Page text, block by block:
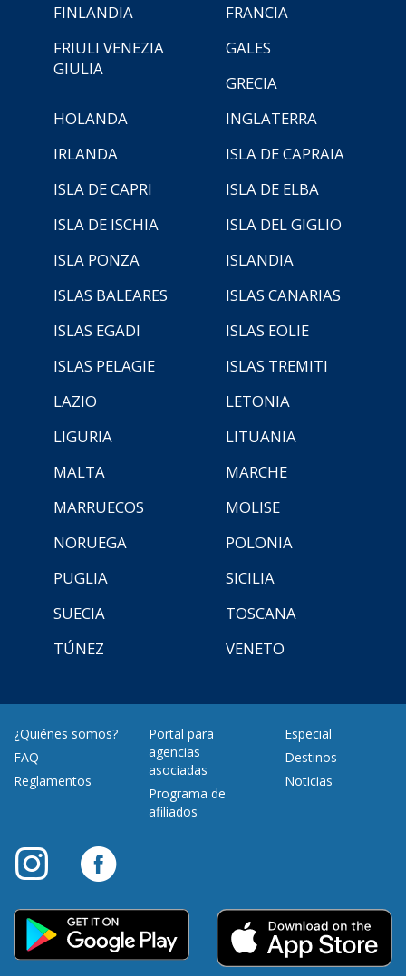
FINLANDIA
FRANCIA
FRIULI VENEZIA
GIULIA
GALES
GRECIA
HOLANDA
INGLATERRA
IRLANDA
ISLA DE CAPRAIA
ISLA DE CAPRI
ISLA DE ELBA
ISLA DE ISCHIA
ISLA DEL GIGLIO
ISLA PONZA
ISLANDIA
ISLAS BALEARES
ISLAS CANARIAS
ISLAS EGADI
ISLAS EOLIE
ISLAS PELAGIE
ISLAS TREMITI
LAZIO
LETONIA
LIGURIA
LITUANIA
MALTA
MARCHE
MARRUECOS
MOLISE
NORUEGA
POLONIA
PUGLIA
SICILIA
SUECIA
TOSCANA
TÚNEZ
VENETO
¿Quiénes somos?
FAQ
Reglamentos
Portal para
agencias
asociadas
Programa de
afiliados
Especial
Destinos
Noticias